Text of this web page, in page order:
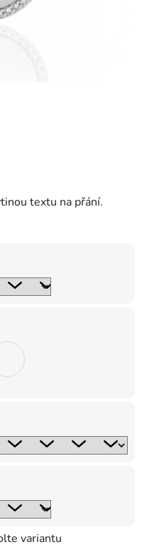
textu na přání.
variantu